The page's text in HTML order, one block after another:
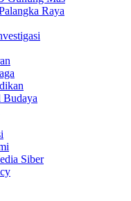
Raya
Budaya
Siber